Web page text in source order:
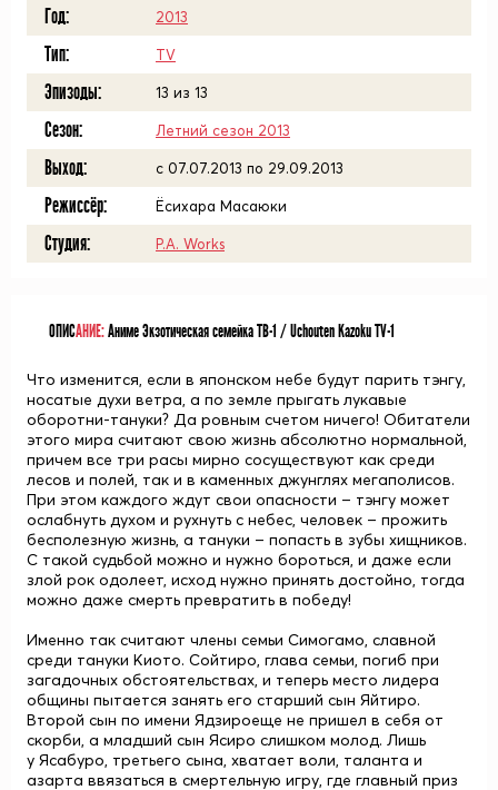
Год: 2013
Тип: TV
Эпизоды: 13 из 13
Сезон: Летний сезон 2013
Выход: c 07.07.2013 по 29.09.2013
Режиссёр: Ёсихара Масаюки
Студия: P.A. Works
ОПИСАНИЕ:Аниме Экзотическая семейка TB-1 / Uchouten Kazoku TV-1
Что изменится, если в японском небе будут парить тэнгу,
носатые духи ветра, а по земле прыгать лукавые
оборотни-тануки? Да ровным счетом ничего! Обитатели
этого мира считают свою жизнь абсолютно нормальной,
причем все три расы мирно сосуществуют как среди
лесов и полей, так и в каменных джунглях мегаполисов.
При этом каждого ждут свои опасности – тэнгу может
ослабнуть духом и рухнуть с небес, человек – прожить
бесполезную жизнь, а тануки – попасть в зубы хищников.
С такой судьбой можно и нужно бороться, и даже если
злой рок одолеет, исход нужно принять достойно, тогда
можно даже смерть превратить в победу!
Именно так считают члены семьи Симогамо, славной
среди тануки Киото. Сойтиро, глава семьи, погиб при
загадочных обстоятельствах, и теперь место лидера
общины пытается занять его старший сын Яйтиро.
Второй сын по имени Ядзироеще не пришел в себя от
скорби, а младший сын Ясиро слишком молод. Лишь
у Ясабуро, третьего сына, хватает воли, таланта и
азарта ввязаться в смертельную игру, где главный приз